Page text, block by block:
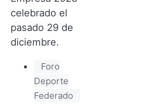
celebrado el
pasado 29 de
diciembre.
Foro
Deporte
Federado